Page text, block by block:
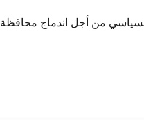
السياسي من أجل اندماج محافظة